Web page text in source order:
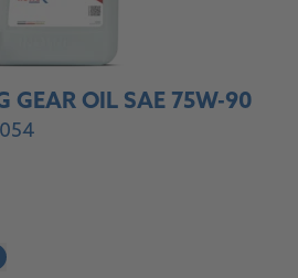
GEAR OIL SAE 75W-90